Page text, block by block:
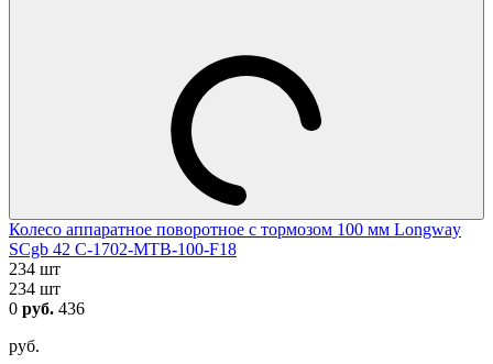
Колесо аппаратное поворотное с тормозом 100 мм Longway
SCgb 42 C-1702-MTB-100-F18
234 шт
234 шт
0 руб. 436
руб.